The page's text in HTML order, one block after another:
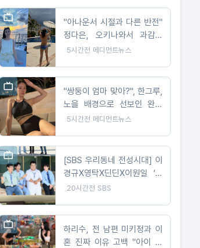
"아나운서 시절과 다른 반전"
정다은, 오키나와서 과감한
비키니 자태 공개
5시간전 메디먼트뉴스
"쌍둥이 엄마 맞아?", 한그루,
노을 배경으로 선보인 완벽
비키니 자태
5시간전 메디먼트뉴스
[SBS 우리동네 전성시대] 이
경규X영탁X딘딘X이원일 ‘새
동네 살림단’ 출범. 딘딘 “이
20시간전 SBS
하리수, 전 남편 미키정과 이
혼 진짜 이유 고백 "아이 못